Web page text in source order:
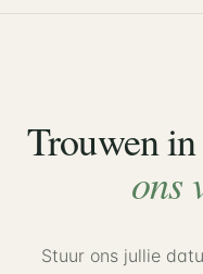
Trouwen
ons
Stuur ons jullie